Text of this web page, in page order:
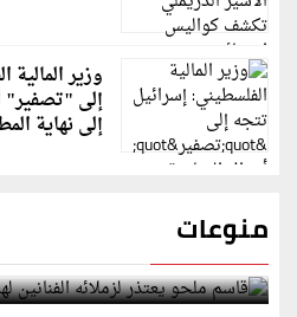
وزير
إلى "تصفير"
إلى نهاية
منوعات
قاسم ملحو يعتذر لزملائه